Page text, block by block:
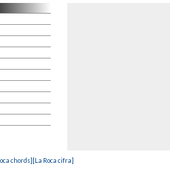
chords][La Roca cifra]